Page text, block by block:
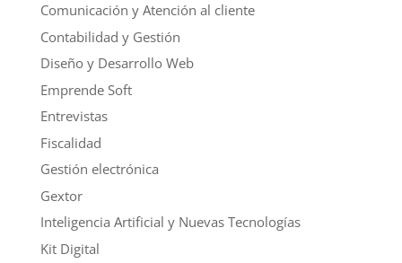
Comunicación y Atención al cliente
Contabilidad y Gestión
Diseño y Desarrollo Web
Emprende Soft
Entrevistas
Fiscalidad
Gestión electrónica
Gextor
Inteligencia Artificial y Nuevas Tecnologías
Kit Digital